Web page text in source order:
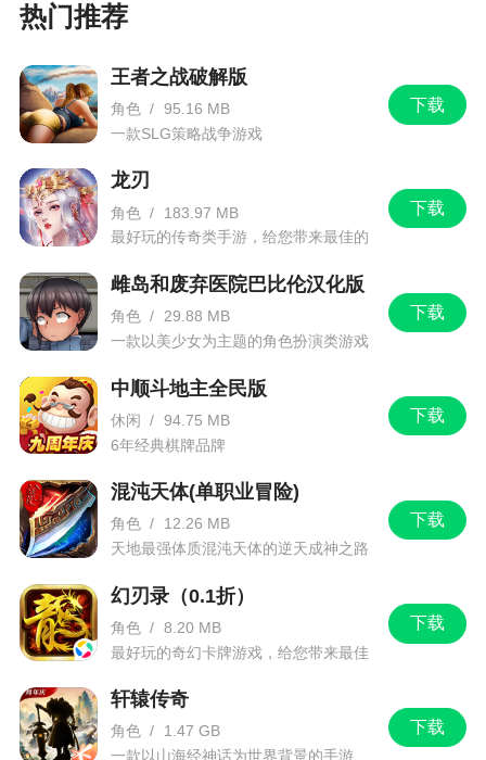
的游戏体验，不占用大量时间，满足你休闲的需
3、这款游戏画面精美，人物形象设计可爱有
趣，玩家在游戏中只要找出3个相同的动物手拉手排
4、非常令人兴奋的消除类手机游戏。众所周
知，消除型游戏在游戏产业中是经久不衰的，因为
单的操作带来双倍的幸福。为什么不这样做呢
更新日志
鹊桥相会，甜蜜消除
爱消除邀你共赴一场星空下的浪漫之约！
绘星图、走鹊桥、寻花束、家园观星—— 这次
用最舒服的方式，把浪漫装进口袋。
你闯关无忧
天天爱消除「浪漫七夕」版本，把每一天，过
1、【星河绘卷】
热门推荐
下载
王者之战破解版
角色 / 95.16 MB
一款SLG策略战争游戏
下载
龙刃
角色 /
183.97 MB
最好玩的传奇类手游，给您带来最佳的
下载
雌岛和废弃医院巴比伦汉化版
角色 /
29.88 MB
一款以美少女为主题的角色扮演类游戏
下载
中顺斗地主全民版
休闲 / 94.75 MB
6年经典棋牌品牌
下载
混沌天体(单职业冒险)
角色 /
12.26 MB
天地最强体质混沌天体的逆天成神之路
下载
幻刃录（0.1折）
角色 / 8.20 MB
最好玩的奇幻卡牌游戏，给您带来最佳
下载
轩辕传奇
角色 /
1.47 GB
一款以山海经神话为世界背景的手游